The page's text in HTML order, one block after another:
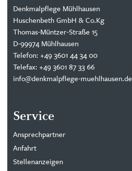
Denkmalpflege Mühlhausen
Huschenbeth GmbH & Co.Kg
Thomas-Müntzer-Straße 15
D-99974 Mühlhausen
Telefon: +49 3601 44 34 00
Telefax: +49 3601 87 33 66
info@denkmalpflege-muehlhausen.de
Service
Ansprechpartner
Anfahrt
Stellenanzeigen